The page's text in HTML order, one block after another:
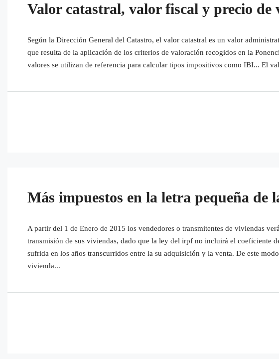
Valor catastral, valor fiscal y precio de
Según la Dirección General del Catastro, el valor catastral es un valor
que resulta de la aplicación de los criterios de valoración recogidos en la
valores se utilizan de referencia para calcular tipos impositivos como IBI... El
Más impuestos en la letra pequeña de
A partir del 1 de Enero de 2015 los vendedores o transmitentes de viviendas
transmisión de sus viviendas, dado que la ley del irpf no incluirá el coeficiente
sufrida en los años transcurridos entre la su adquisición y la venta. De este
vivienda...